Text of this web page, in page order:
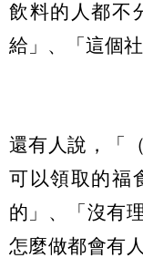
飲料的人都不
給」、「這個
還有人說，「
可以領取的福
的」、「沒有
怎麼做都會有